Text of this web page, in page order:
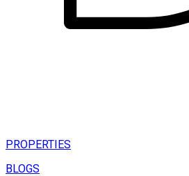
PROPERTIES
BLOGS